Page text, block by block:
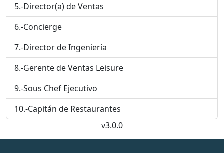
5.-Director(a) de Ventas
6.-Concierge
7.-Director de Ingeniería
8.-Gerente de Ventas Leisure
9.-Sous Chef Ejecutivo
10.-Capitán de Restaurantes
v3.0.0